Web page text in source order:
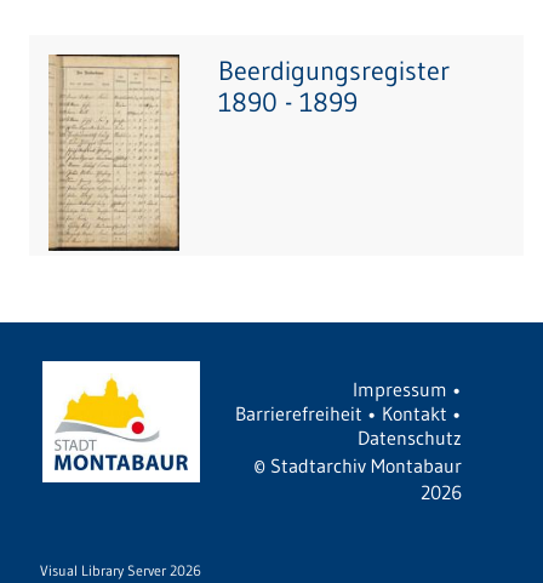
Beerdigungsregister
1890 - 1899
Impressum •
Barrierefreiheit • Kontakt •
Datenschutz
© Stadtarchiv Montabaur
2026
Visual Library Server 2026